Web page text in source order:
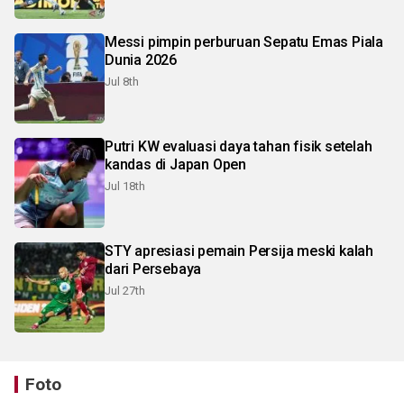
Messi pimpin perburuan Sepatu Emas Piala
Dunia 2026
Jul 8th
Putri KW evaluasi daya tahan fisik setelah
kandas di Japan Open
Jul 18th
STY apresiasi pemain Persija meski kalah
dari Persebaya
Jul 27th
Foto